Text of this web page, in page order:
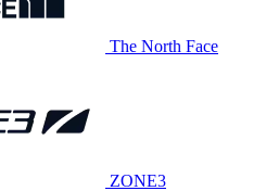
The North Face
ZONE3